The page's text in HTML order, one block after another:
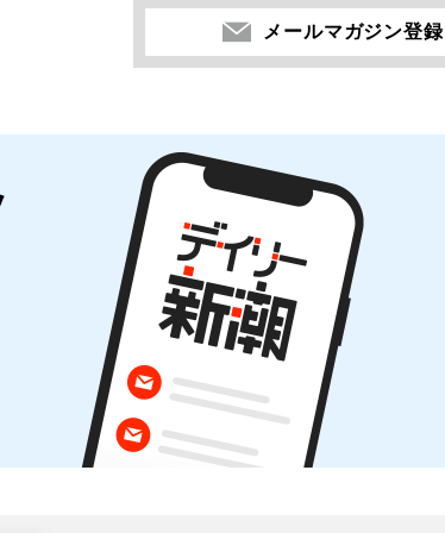
メールマガジン登録